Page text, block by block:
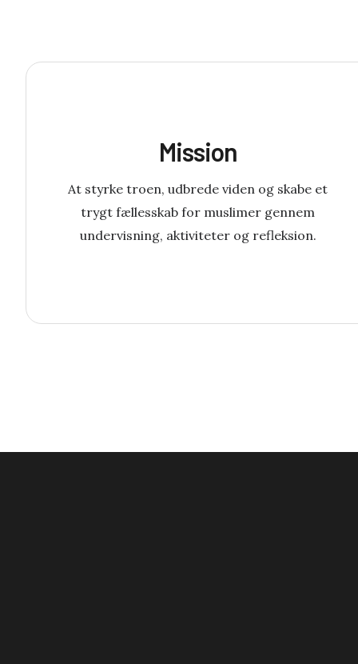
Mission
At styrke troen, udbrede viden og skabe et
trygt fællesskab for muslimer gennem
undervisning, aktiviteter og refleksion.